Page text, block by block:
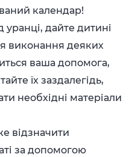
календар!
дайте дитині
виконання деяких
ваша допомога,
їх заздалегідь,
необхідні матеріали
відзначити
за допомогою